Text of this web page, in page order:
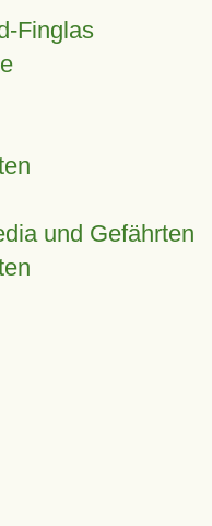
Finglas
und Gefährten